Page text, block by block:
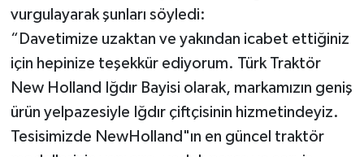
vurgulayarak şunları söyledi:
“Davetimize uzaktan ve yakından icabet ettiğiniz
için hepinize teşekkür ediyorum. Türk Traktör
New Holland Iğdır Bayisi olarak, markamızın geniş
ürün yelpazesiyle Iğdır çiftçisinin hizmetindeyiz.
Tesisimizde NewHolland"ın en güncel traktör